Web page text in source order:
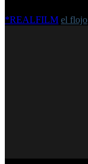
*REALFILM el flojo